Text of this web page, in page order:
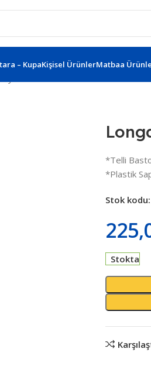
– KupaKişisel ÜrünlerMatbaa
*Telli
*Plastik
Stok kodu:
Stokta